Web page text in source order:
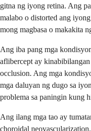
gitna ng iyong retina. Ang
malabo o distorted ang
mong magbasa o makakita
Ang iba pang mga
aflibercept ay
occlusion. Ang mga
mga daluyan ng dugo sa
problema sa paningin kung
Ang ilang mga tao ay
choroidal